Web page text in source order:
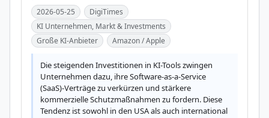
2026-05-25
DigiTimes
KI Unternehmen, Markt & Investments
Große KI-Anbieter
Amazon / Apple
Die steigenden Investitionen in KI-Tools zwingen
Unternehmen dazu, ihre Software-as-a-Service
(SaaS)-Verträge zu verkürzen und stärkere
kommerzielle Schutzmaßnahmen zu fordern. Diese
Tendenz ist sowohl in den USA als auch international